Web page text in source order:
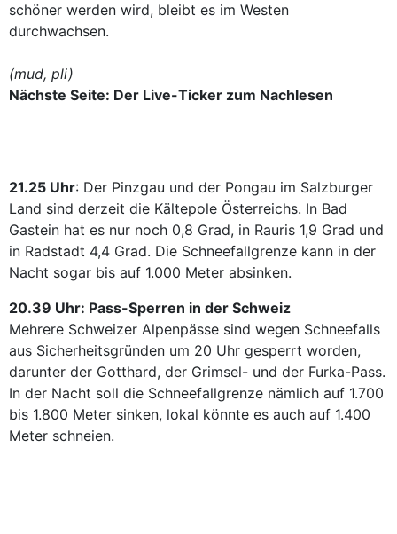
schöner werden wird, bleibt es im Westen
durchwachsen.
(mud, pli)
Nächste Seite: Der Live-Ticker zum Nachlesen
21.25 Uhr: Der Pinzgau und der Pongau im Salzburger
Land sind derzeit die Kältepole Österreichs. In Bad
Gastein hat es nur noch 0,8 Grad, in Rauris 1,9 Grad und
in Radstadt 4,4 Grad. Die Schneefallgrenze kann in der
Nacht sogar bis auf 1.000 Meter absinken.
20.39 Uhr: Pass-Sperren in der Schweiz
Mehrere Schweizer Alpenpässe sind wegen Schneefalls
aus Sicherheitsgründen um 20 Uhr gesperrt worden,
darunter der Gotthard, der Grimsel- und der Furka-Pass.
In der Nacht soll die Schneefallgrenze nämlich auf 1.700
bis 1.800 Meter sinken, lokal könnte es auch auf 1.400
Meter schneien.